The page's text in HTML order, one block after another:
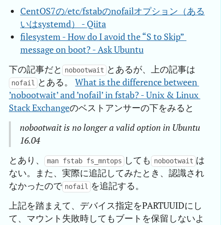
CentOS7の/etc/fstabのnofailオプション（ある
いはsystemd） - Qiita
filesystem - How do I avoid the “S to Skip”
message on boot? - Ask Ubuntu
下の記事だと
nobootwait とあるが、上の記事は
nofail とある。What is the difference between
’nobootwait’ and ’nofail’ in fstab? - Unix & Linux
Stack Exchangeのベストアンサーの下をみると
nobootwait is no longer a valid option in Ubuntu
16.04
とあり、
man fstab fs_mntops しても nobootwait は
ない。また、実際に追記してみたとき、認識され
なかったので nofail を追記する。
上記を踏まえて、デバイス指定をPARTUUIDにし
て、マウント失敗時してもブートを保留しないよ